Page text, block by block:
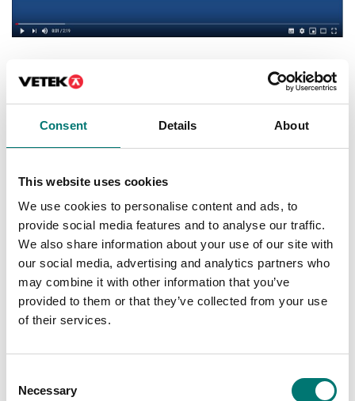
Consent Details About
This website uses cookies
We use cookies to personalise content and ads, to
provide social media features and to analyse our traffic.
We also share information about your use of our site with
our social media, advertising and analytics partners who
may combine it with other information that you’ve
provided to them or that they’ve collected from your use
of their services.
Selection
Necessary
Specifikationer
Kapacitet (kg):
Gradering (kg): 100 kg
Avsedd för: Professionellt bruk
Display: Fast vid vågplatta
Funktion: Peak/Hold
IP-klass: